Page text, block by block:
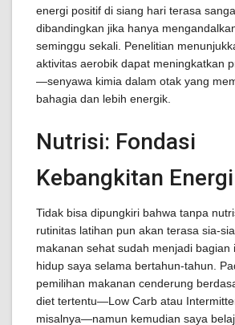
energi positif di siang hari terasa
dibandingkan jika hanya
seminggu sekali. Penelitian
aktivitas aerobik dapat meningkatkan
—senyawa kimia dalam otak yang
bahagia dan lebih energik.
Nutrisi: Fondasi
Kebangkitan Energi
Tidak bisa dipungkiri bahwa tanpa
rutinitas latihan pun akan terasa sia-
makanan sehat sudah menjadi bagian
hidup saya selama bertahun-tahun.
pemilihan makanan cenderung
diet tertentu—Low Carb atau
misalnya—namun kemudian saya